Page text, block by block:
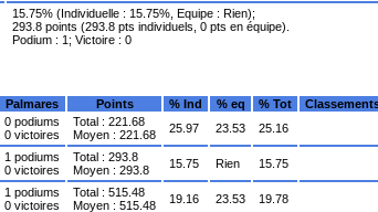
15.75% (Individuelle : 15.75%, Equipe : Rien);
293.8 points (293.8 pts individuels, 0 pts en équipe).
Podium : 1; Victoire : 0
Palmares Points % Ind % eq % Tot
0 podiums
0 victoires
Total : 221.68
Moyen : 221.68
25.97 23.53 25.16
1 podiums
0 victoires
Total : 293.8
Moyen : 293.8
15.75 Rien 15.75
1 podiums
0 victoires
Total : 515.48
Moyen : 515.48
19.16 23.53
19.78